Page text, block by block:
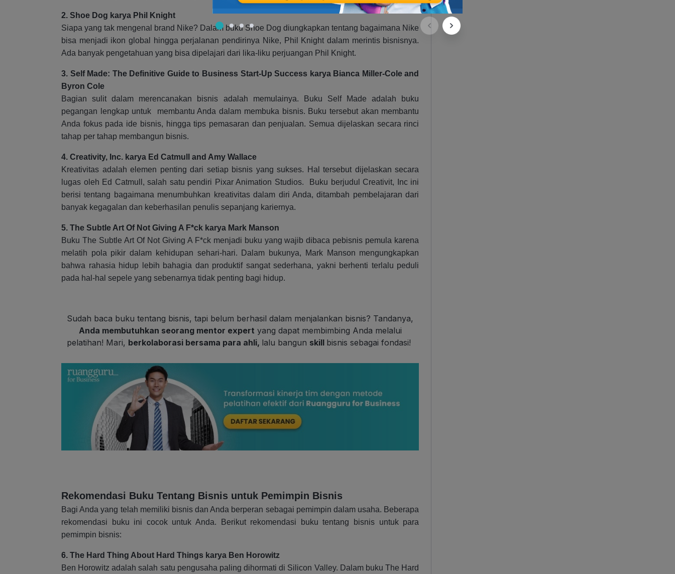
2. Shoe Dog karya Phil Knight
Siapa yang tak mengenal brand Nike? Dalam buku Shoe Dog diungkapkan tentang bagaimana Nike
bisa menjadi ikon global hingga perjalanan pendirinya Nike, Phil Knight dalam merintis bisnisnya.
Ada banyak pengetahuan yang bisa dipelajari dari lika-liku perjuangan Phil Knight.
3. Self Made: The Definitive Guide to Business Start-Up Success karya Bianca Miller-Cole and
Byron Cole
Bagian sulit dalam merencanakan bisnis adalah memulainya. Buku Self Made adalah buku
pegangan lengkap untuk membantu Anda dalam membuka bisnis. Buku tersebut akan membantu
Anda fokus pada ide bisnis, hingga tips pemasaran dan penjualan. Semua dijelaskan secara rinci
tahap per tahap membangun bisnis.
4. Creativity, Inc. karya Ed Catmull and Amy Wallace
Kreativitas adalah elemen penting dari setiap bisnis yang sukses. Hal tersebut dijelaskan secara
lugas oleh Ed Catmull, salah satu pendiri Pixar Animation Studios. Buku berjudul Creativit, Inc ini
berisi tentang bagaimana menumbuhkan kreativitas dalam diri Anda, ditambah pembelajaran dari
banyak kegagalan dan keberhasilan penulis sepanjang kariernya.
5. The Subtle Art Of Not Giving A F*ck karya Mark Manson
Buku The Subtle Art Of Not Giving A F*ck menjadi buku yang wajib dibaca pebisnis pemula karena
melatih pola pikir dalam kehidupan sehari-hari. Dalam bukunya, Mark Manson mengungkapkan
bahwa rahasia hidup lebih bahagia dan produktif sangat sederhana, yakni berhenti terlalu peduli
pada hal-hal sepele yang sebenarnya tidak penting bagi hidup.
Sudah baca buku tentang bisnis, tapi belum berhasil dalam menjalankan bisnis? Tandanya,
Anda membutuhkan seorang mentor expert yang dapat membimbing Anda melalui
pelatihan! Mari, berkolaborasi bersama para ahli, lalu bangun skill bisnis sebagai fondasi!
Rekomendasi Buku Tentang Bisnis untuk Pemimpin Bisnis
Bagi Anda yang telah memiliki bisnis dan Anda berperan sebagai pemimpin dalam usaha. Beberapa
rekomendasi buku ini cocok untuk Anda. Berikut rekomendasi buku tentang bisnis untuk para
pemimpin bisnis:
6. The Hard Thing About Hard Things karya Ben Horowitz
Ben Horowitz adalah salah satu pengusaha paling dihormati di Silicon Valley. Dalam buku The Hard